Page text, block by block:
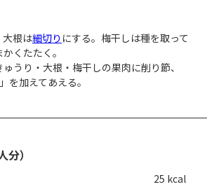
大根は細切り にする。梅干しは種を取って
くたたく。
ゅうり・大根・梅干しの果肉に削り節、
を加えてあえる。
）
25 kcal